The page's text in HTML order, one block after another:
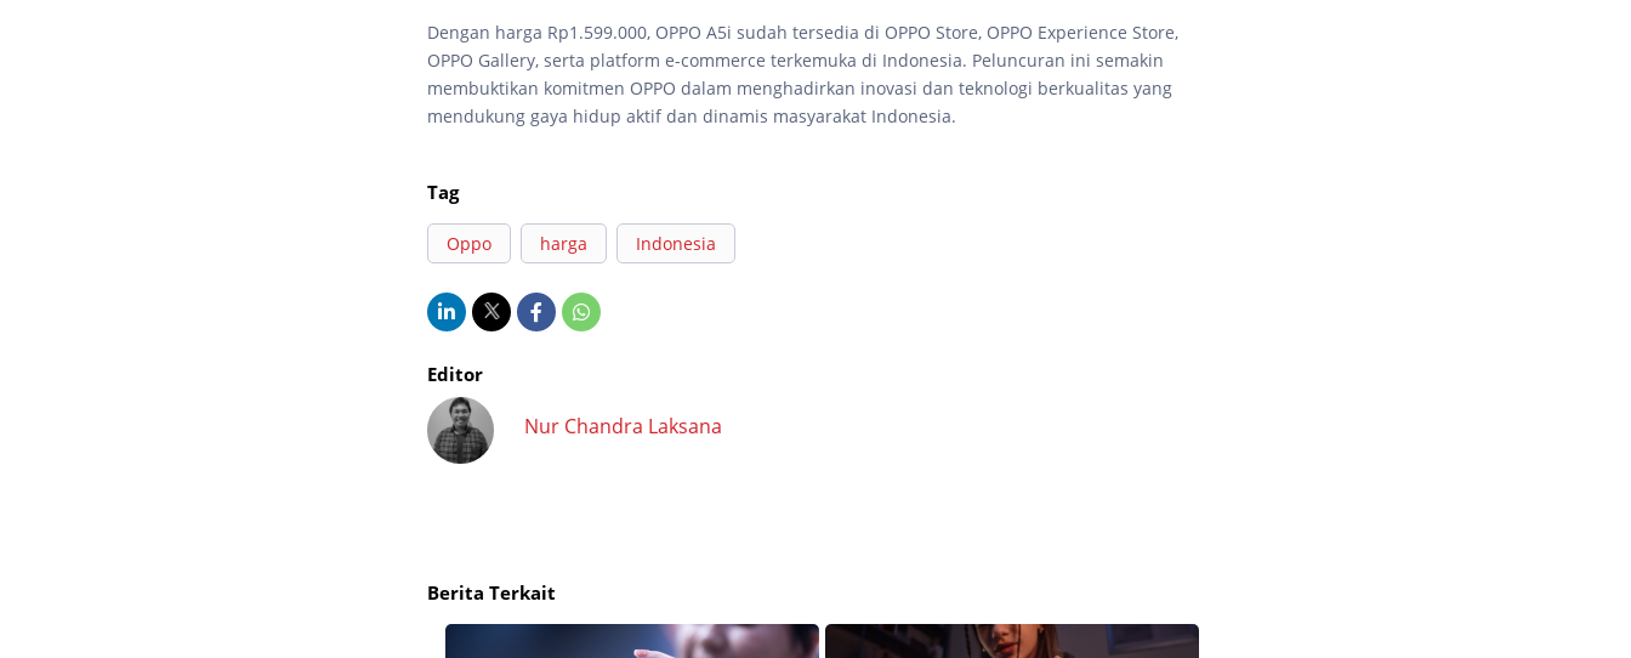
Dengan harga Rp1.599.000, OPPO A5i sudah tersedia di OPPO Store, OPPO Experience Store,
OPPO Gallery, serta platform e-commerce terkemuka di Indonesia. Peluncuran ini semakin
membuktikan komitmen OPPO dalam menghadirkan inovasi dan teknologi berkualitas yang
mendukung gaya hidup aktif dan dinamis masyarakat Indonesia.
Tag
Oppo harga Indonesia
Editor
Nur Chandra Laksana
Berita Terkait